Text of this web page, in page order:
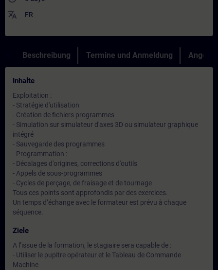
translate FR
Beschreibung Termine und Anmeldung Angebot
Inhalte
Exploitation :
- Stratégie d'utilisation
- Création de fichiers programmes
- Simulation sur simulateur d'axes 3D ou simulateur graphique
intégré
- Sauvegarde des programmes
- Programmation :
- Décalages d'origines, corrections d'outils
- Appels de sous-programmes
- Cycles de perçage, de fraisage et de tournage
Tous ces points sont approfondis par des exercices.
Un temps d’échange avec le formateur est prévu à chaque
séquence.
Ziele
A l’issue de la formation, le stagiaire sera capable de :
- Utiliser le pupitre opérateur et le Tableau de Commande
Machine